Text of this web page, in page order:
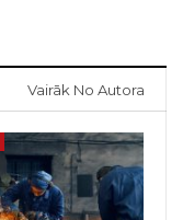
Vairāk No Autora